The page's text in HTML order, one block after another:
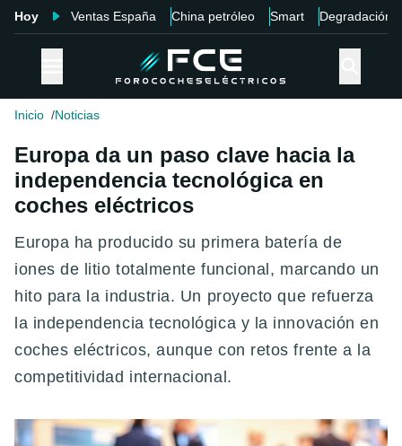
Hoy Ventas España China petróleo Smart Degradación
Inicio Noticias
Europa da un paso clave hacia la
independencia tecnológica en
coches eléctricos
Europa ha producido su primera batería de
iones de litio totalmente funcional, marcando un
hito para la industria. Un proyecto que refuerza
la independencia tecnológica y la innovación en
coches eléctricos, aunque con retos frente a la
competitividad internacional.